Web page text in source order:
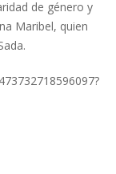
de género y
Maribel, quien